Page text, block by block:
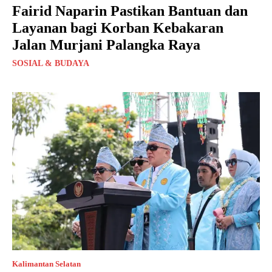
Fairid Naparin Pastikan Bantuan dan
Layanan bagi Korban Kebakaran
Jalan Murjani Palangka Raya
SOSIAL & BUDAYA
Kalimantan Selatan